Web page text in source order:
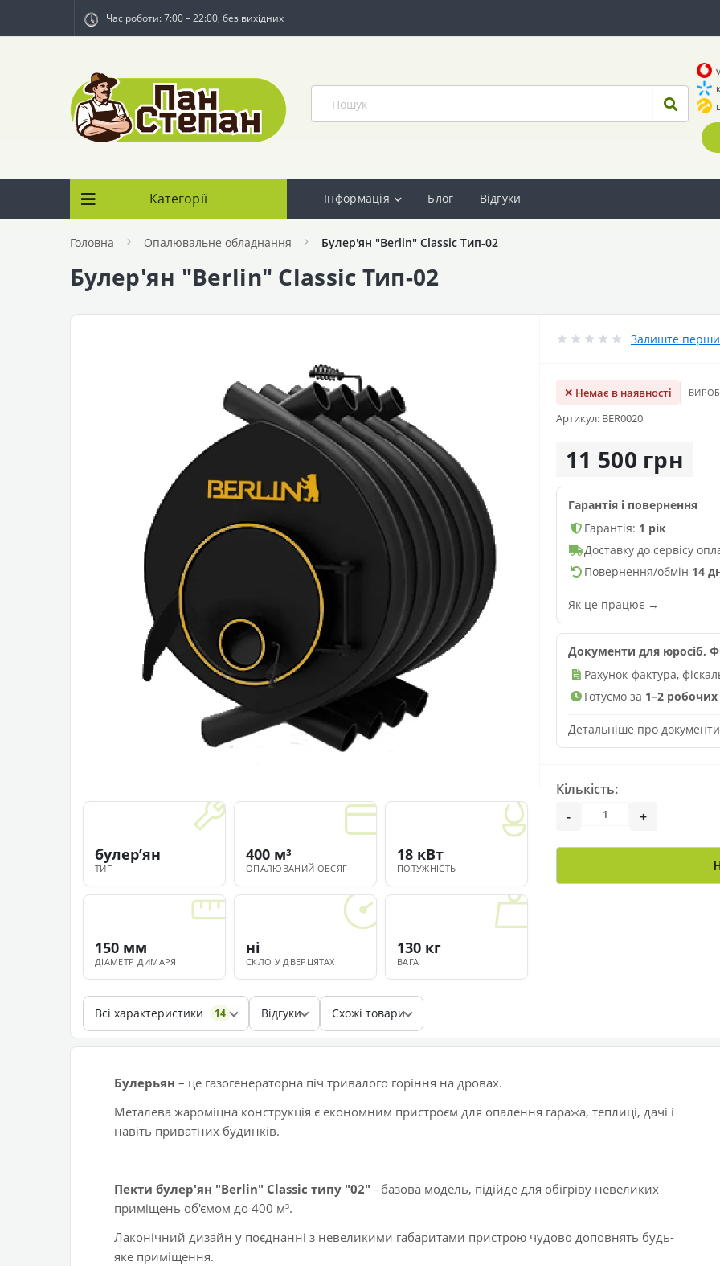
Час роботи: 7:00 – 22:00, без вихідних
Категорії Інформація Блог Відгуки
Головна Опалювальне обладнання Булер'ян "Berlin" Classic Тип-02
Булер'ян "Berlin" Classic Тип-02
Залиште
✕ Немає в наявності
Артикул: BER0020
11 500 грн
Гарантія і повернення
Гарантія: 1 рік
Доставку до сервісу
Повернення/обмін 14
Як це працює →
Документи для юросіб,
Рахунок-фактура,
Готуємо за 1–2 робочих
Детальніше про
Кількість:
-
+
ТИП
булерʼян
ОПАЛЮВАНИЙ ОБСЯГ
400 м³
ПОТУЖНІСТЬ
18 кВт
ДІАМЕТР ДИМАРЯ
150 мм
СКЛО У ДВЕРЦЯТАХ
ні
ВАГА
130 кг
Всі характеристики 14 Відгуки Схожі товари
Булерьян – це газогенераторна піч тривалого горіння на дровах.
Металева жароміцна конструкція є економним пристроєм для опалення гаража, теплиці, дачі і
навіть приватних будинків.
Пекти булер'ян "Berlin" Classic типу "02" - базова модель, підійде для обігріву невеликих
приміщень об'ємом до 400 м³.
Лаконічний дизайн у поєднанні з невеликими габаритами пристрою чудово доповнять будь-
яке приміщення.